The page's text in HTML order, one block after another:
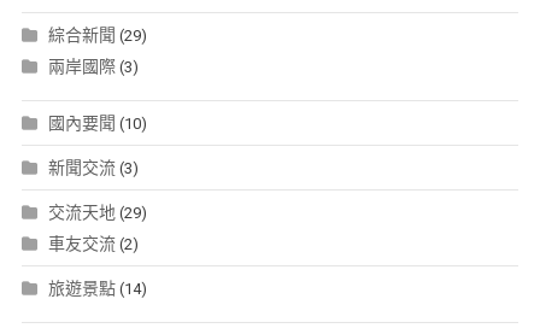
綜合新聞 (29)
兩岸國際(3)
國內要聞 (10)
新聞交流(3)
交流天地(29)
車友交流(2)
旅遊景點(14)